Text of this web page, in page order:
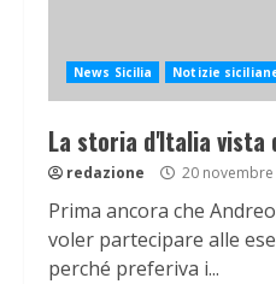
News Sicilia Notizie
La storia d'Italia vista
redazione 20 novembre
Prima ancora che
voler partecipare alle
perché preferiva i...